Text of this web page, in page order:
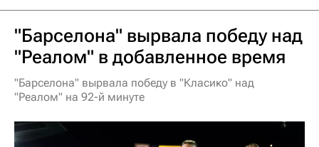
"Барселона" вырвала победу над
"Реалом" в добавленное время
"Барселона" вырвала победу в "Класико" над
"Реалом" на 92-й минуте